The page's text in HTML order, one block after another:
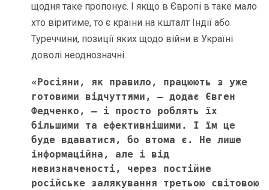
щодня таке пропонує. І якщо в Європі в таке мало
хто віритиме, то є країни на кшталт Індії або
Туреччини, позиції яких щодо війни в Україні
доволі неоднозначні.
«Росіяни, як правило, працюють з уже
готовими відчуттями, – додає Євген
Федченко, – і просто роблять їх
більшими та ефективнішими. І їм це
буде вдаватися, бо втома є. Не лише
інформаційна, але і від
невизначеності, через постійне
російське залякування третьою світовою